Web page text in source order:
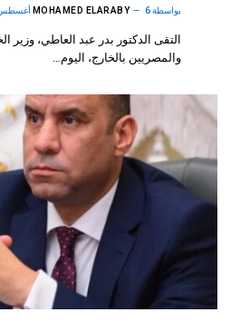
بواسطة MOHAMED ELARABY 6 أغسطس، 2026
التقى الدكتور بدر عبد العاطي، وزير
والمصريين بالخارج، اليوم…